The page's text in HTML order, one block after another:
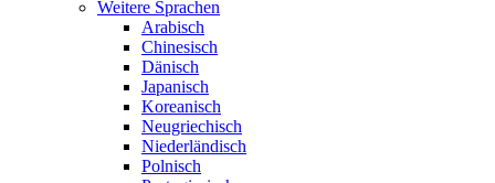
Weitere Sprachen
Arabisch
Chinesisch
Dänisch
Japanisch
Koreanisch
Neugriechisch
Niederländisch
Polnisch